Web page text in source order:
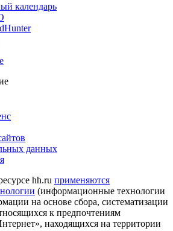
календарь
данных
hh.ru применяются
(информационные технологии
на основе сбора, систематизации
к предпочтениям
находящихся на территории